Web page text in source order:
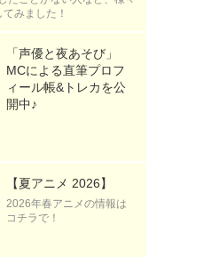
みました！
「声優と夜あそび」
MCによる直筆プロフ
ィール帳&トレカを公
開中♪
【夏アニメ 2026】
2026年春アニメの情報は
コチラで！